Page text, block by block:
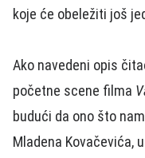
koje će obeležiti još
Ako navedeni opis
početne scene filma
budući da ono što
Mladena Kovačevića,